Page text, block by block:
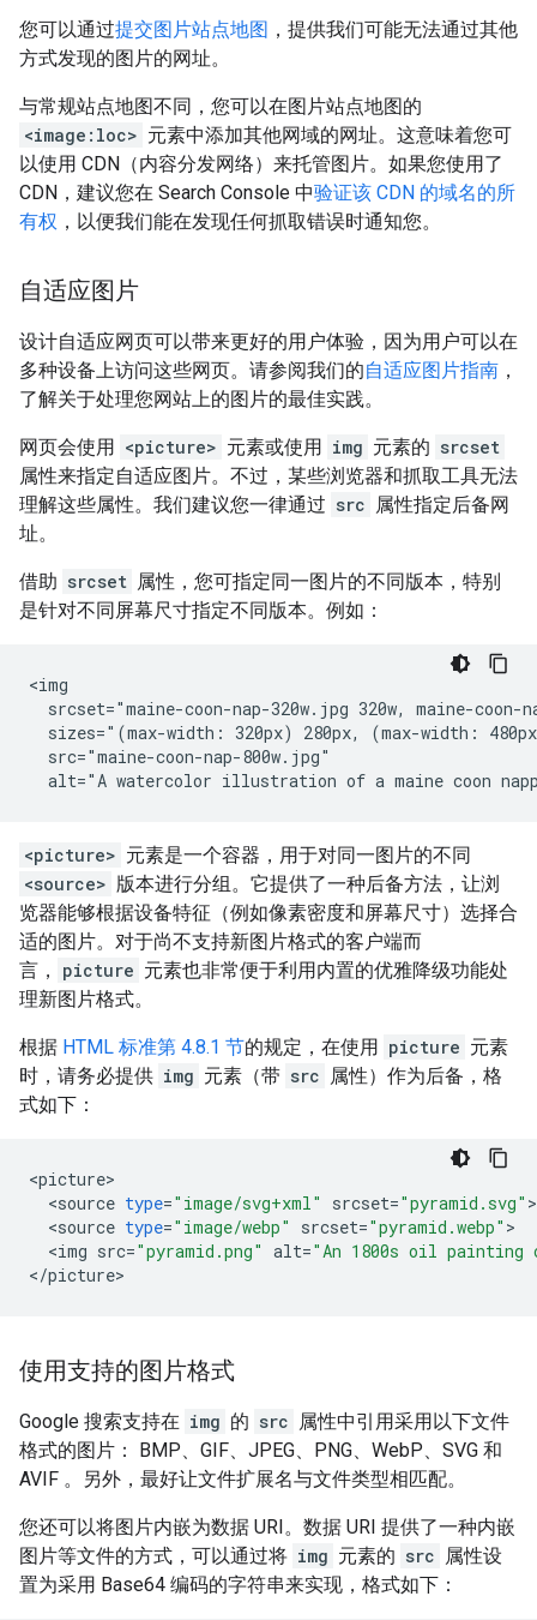
您可以通过提交图片站点地图 ，提供我们可能无法通过其他
方式发现的图片的网址。
与常规站点地图不同，您可以在图片站点地图的
<image:loc> 元素中添加其他网域的网址。这意味着您可
以使用 CDN（内容分发网络）来托管图片。如果您使用了
CDN，建议您在 Search Console 中验证该 CDN 的域名的所
有权 ，以便我们能在发现任何抓取错误时通知您。
自适应图片
设计自适应网页可以带来更好的用户体验，因为用户可以在
多种设备上访问这些网页。请参阅我们的自适应图片指南 ，
了解关于处理您网站上的图片的最佳实践。
网页会使用 <picture> 元素或使用 img 元素的 srcset
属性来指定自适应图片。不过，某些浏览器和抓取工具无法
理解这些属性。我们建议您一律通过 src 属性指定后备网
址。
借助 srcset 属性，您可指定同一图片的不同版本，特别
是针对不同屏幕尺寸指定不同版本。例如：
<img
srcset="maine-coon-nap-320w.jpg 320w, maine-
sizes="(max-width: 320px) 280px, (max-width:
  src="maine-coon-nap-800w.jpg"
alt="A watercolor illustration of a maine coon
<picture> 元素是一个容器，用于对同一图片的不同
<source> 版本进行分组。它提供了一种后备方法，让浏
览器能够根据设备特征（例如像素密度和屏幕尺寸）选择合
适的图片。对于尚不支持新图片格式的客户端而
言，
picture 元素也非常便于利用内置的优雅降级功能处
理新图片格式。
根据 HTML 标准第 4.8.1 节的规定，在使用 picture 元素
时，请务必提供 img 元素（带 src 属性）作为后备，格
式如下：
<picture
<source type="image/svg+xml" srcset="pyramid.svg"
<source type="image/webp" srcset="pyramid.webp"
<img src="pyramid.png" alt="An 1800s oil painting
</picture>
使用支持的图片格式
Google 搜索支持在 img 的 src 属性中引用采用以下文件
格式的图片： BMP、GIF、JPEG、PNG、WebP、SVG 和
AVIF 。另外，最好让文件扩展名与文件类型相匹配。
您还可以将图片内嵌为数据 URI。数据 URI 提供了一种内嵌
图片等文件的方式，可以通过将 img 元素的 src 属性设
置为采用 Base64 编码的字符串来实现，格式如下：